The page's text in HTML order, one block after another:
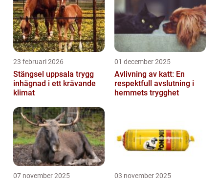
23 februari 2026
Stängsel uppsala trygg
inhägnad i ett krävande
klimat
01 december 2025
Avlivning av katt: En
respektfull avslutning i
hemmets trygghet
07 november 2025 03 november 2025